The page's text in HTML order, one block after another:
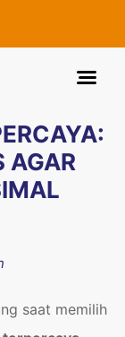
AGAR
saat memilih